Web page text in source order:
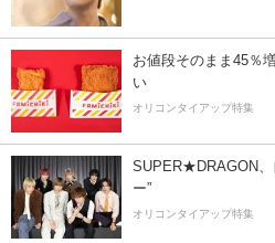
お値段そのまま45％
い
オリコンタイアップ特集
SUPER★DRAGON、
ー”
オリコンタイアップ特集